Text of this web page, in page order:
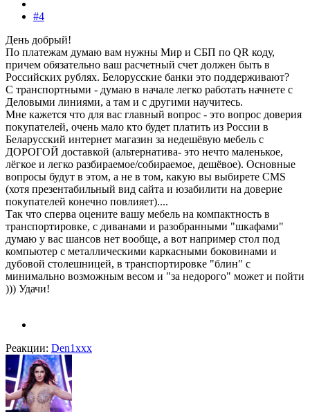
#4
День добрый!
По платежам думаю вам нужны Мир и СБП по QR коду,
причем обязательно ваш расчетный счет должен быть в
Российских рублях. Белорусские банки это поддерживают?
С транспортными - думаю в начале легко работать начнете с
Деловыми линиями, а там и с другими научитесь.
Мне кажется что для вас главный вопрос - это вопрос доверия
покупателей, очень мало кто будет платить из России в
Беларусский интернет магазин за недешёвую мебель с
ДОРОГОЙ доставкой (альтернатива- это нечто маленькое,
лёгкое и легко разбираемое/собираемое, дешёвое). Основные
вопросы будут в этом, а не в том, какую вы выбирете CMS
(хотя презентабильный вид сайта и юзабилити на доверие
покупателей конечно повлияет)....
Так что сперва оцените вашу мебель на компактность в
транспортировке, с диванами и разобранными "шкафами"
думаю у вас шансов нет вообще, а вот например стол под
компьютер с металлическими каркасными боковинами и
дубовой столешницей, в транспортировке "блин" с
минимально возможным весом и "за недорого" может и пойти
))) Удачи!
Реакции: Den1xxx